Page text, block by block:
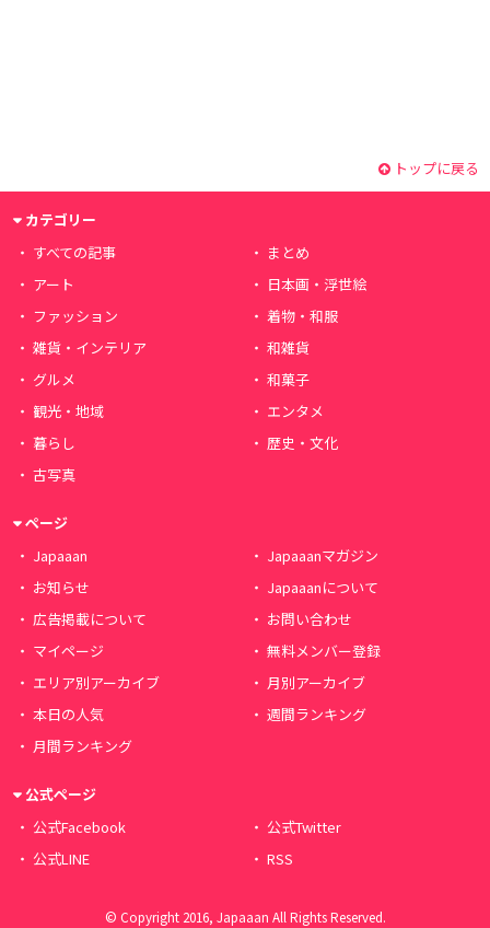
トップに戻る
カテゴリー
すべての記事
まとめ
アート
日本画・浮世絵
ファッション
着物・和服
雑貨・インテリア
和雑貨
グルメ
和菓子
観光・地域
エンタメ
暮らし
歴史・文化
古写真
ページ
Japaaan
Japaaanマガジン
お知らせ
Japaaanについて
広告掲載について
お問い合わせ
マイページ
無料メンバー登録
エリア別アーカイブ
月別アーカイブ
本日の人気
週間ランキング
月間ランキング
公式ページ
公式Facebook
公式Twitter
公式LINE
RSS
© Copyright 2016, Japaaan All Rights Reserved.